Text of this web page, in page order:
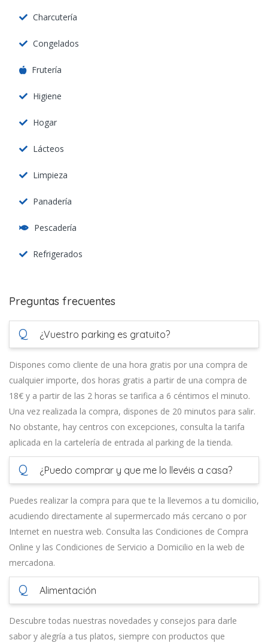
Charcutería
Congelados
Frutería
Higiene
Hogar
Lácteos
Limpieza
Panadería
Pescadería
Refrigerados
Preguntas frecuentes
Q ¿Vuestro parking es gratuito?
Dispones como cliente de una hora gratis por una compra de
cualquier importe, dos horas gratis a partir de una compra de
18€ y a partir de las 2 horas se tarifica a 6 céntimos el minuto.
Una vez realizada la compra, dispones de 20 minutos para salir.
No obstante, hay centros con excepciones, consulta la tarifa
aplicada en la cartelería de entrada al parking de la tienda.
Q ¿Puedo comprar y que me lo llevéis a casa?
Puedes realizar la compra para que te la llevemos a tu domicilio,
acudiendo directamente al supermercado más cercano o por
Internet en nuestra web. Consulta las Condiciones de Compra
Online y las Condiciones de Servicio a Domicilio en la web de
mercadona.
Q Alimentación
Descubre todas nuestras novedades y consejos para darle
sabor y alegría a tus platos, siempre con productos que